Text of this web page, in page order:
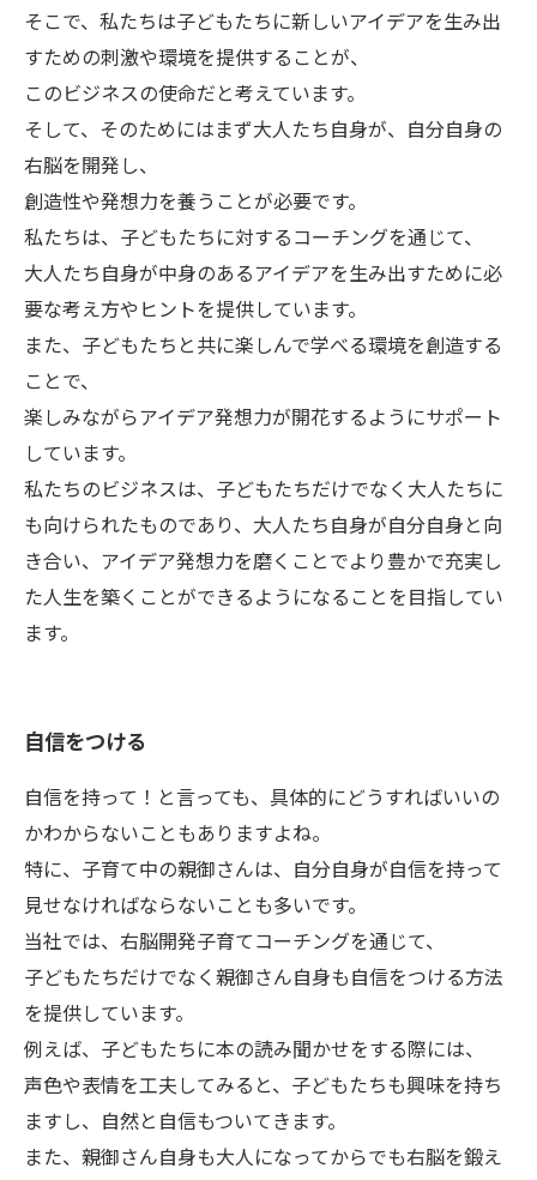
そこで、私たちは子どもたちに新しいアイデアを生み出
すための刺激や環境を提供することが、
このビジネスの使命だと考えています。
そして、そのためにはまず大人たち自身が、自分自身の
右脳を開発し、
創造性や発想力を養うことが必要です。
私たちは、子どもたちに対するコーチングを通じて、
大人たち自身が中身のあるアイデアを生み出すために必
要な考え方やヒントを提供しています。
また、子どもたちと共に楽しんで学べる環境を創造する
ことで、
楽しみながらアイデア発想力が開花するようにサポート
しています。
私たちのビジネスは、子どもたちだけでなく大人たちに
も向けられたものであり、大人たち自身が自分自身と向
き合い、アイデア発想力を磨くことでより豊かで充実し
た人生を築くことができるようになることを目指してい
ます。
自信をつける
自信を持って！と言っても、具体的にどうすればいいの
かわからないこともありますよね。
特に、子育て中の親御さんは、自分自身が自信を持って
見せなければならないことも多いです。
当社では、右脳開発子育てコーチングを通じて、
子どもたちだけでなく親御さん自身も自信をつける方法
を提供しています。
例えば、子どもたちに本の読み聞かせをする際には、
声色や表情を工夫してみると、子どもたちも興味を持ち
ますし、自然と自信もついてきます。
また、親御さん自身も大人になってからでも右脳を鍛え